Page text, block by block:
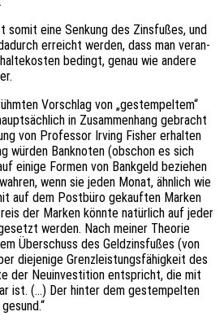
somit eine Senkung des Zins­fu­ßes, und
erreicht werden, dass man veran­
bedingt, genau wie andere
Vorschlag von „gestem­pel­tem“
in Zusam­men­hang gebracht
von Profes­sor Irving Fisher erhal­ten
würden Bank­no­ten (obschon es sich
einige Formen von Bank­geld bezie­hen
wenn sie jeden Monat, ähnlich wie
auf dem Post­bü­ro gekauf­ten Marken
der Marken könnte natür­lich auf jeder
werden. Nach meiner Theo­rie
Über­schuss des Geld­zins­fu­ßes (von
dieje­ni­ge Grenz­leis­tungs­fä­hig­keit des
der Neuin­ves­ti­ti­on entspricht, die mit
ist. (…) Der hinter dem gestem­pel­ten